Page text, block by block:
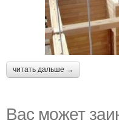
читать дальше →
Вас может